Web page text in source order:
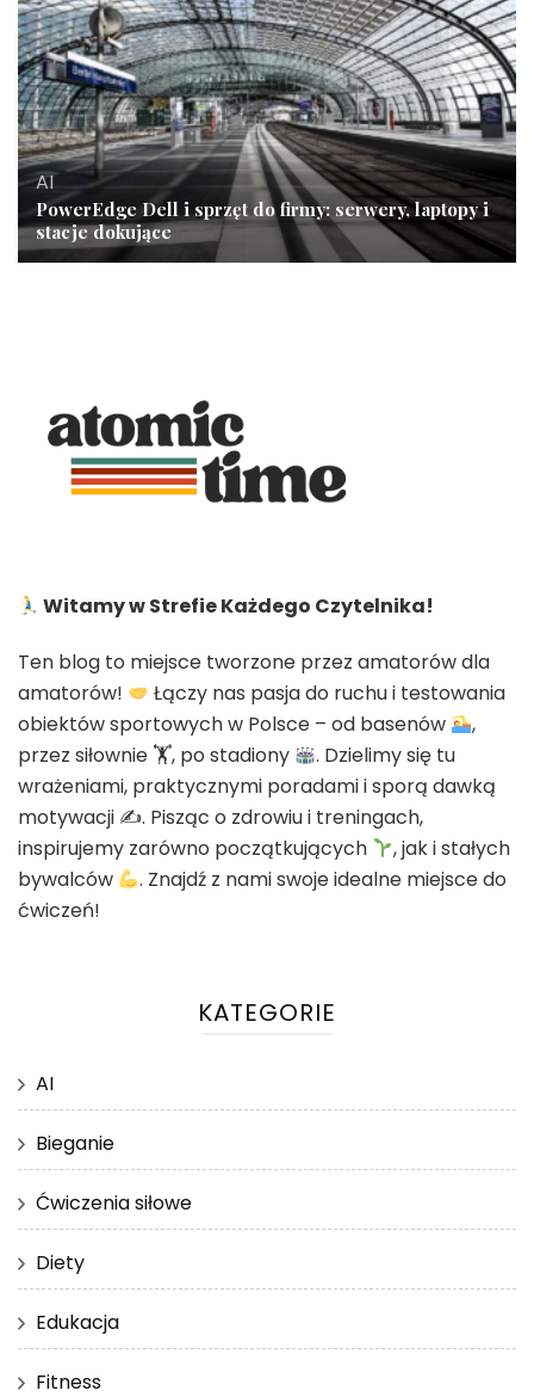
AI
PowerEdge Dell i sprzęt do firmy: serwery, laptopy i
stacje dokujące
Witamy w Strefie Każdego Czytelnika!
Ten blog to miejsce tworzone przez amatorów dla
amatorów!
Łączy nas pasja do ruchu i testowania
obiektów sportowych w Polsce – od basenów
,
przez siłownie 🏋, po stadiony
. Dzielimy się tu
wrażeniami, praktycznymi poradami i sporą dawką
motywacji ✍. Pisząc o zdrowiu i treningach,
inspirujemy zarówno początkujących
, jak i stałych
bywalców
. Znajdź z nami swoje idealne miejsce do
ćwiczeń!
KATEGORIE
AI
Bieganie
Ćwiczenia siłowe
Diety
Edukacja
Fitness